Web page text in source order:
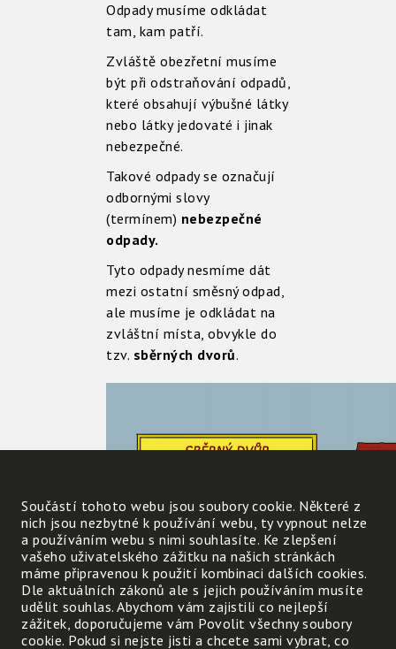
Odpady musíme odkládat
tam, kam patří.
Zvláště obezřetní musíme
být při odstraňování odpadů,
které obsahují výbušné látky
nebo látky jedovaté i jinak
nebezpečné.
Takové odpady se označují
odbornými slovy
(termínem) nebezpečné
odpady.
Tyto odpady nesmíme dát
mezi ostatní směsný odpad,
ale musíme je odkládat na
zvláštní místa, obvykle do
tzv. sběrných dvorů.
Součástí tohoto webu jsou soubory cookie. Některé z
nich jsou nezbytné k používání webu, ty vypnout nelze
a používáním webu s nimi souhlasíte. Ke zlepšení
vašeho uživatelského zážitku na našich stránkách
máme připravenou k použití kombinaci dalších cookies.
Dle aktuálních zákonů ale s jejich používáním musíte
udělit souhlas. Abychom vám zajistili co nejlepší
zážitek, doporučujeme vám Povolit všechny soubory
cookie. Pokud si nejste jisti a chcete sami vybrat, co